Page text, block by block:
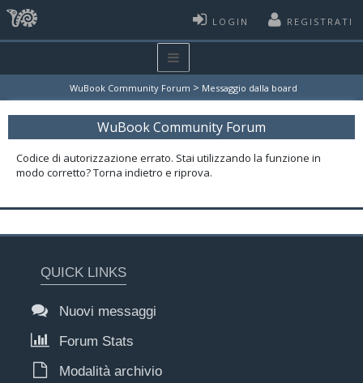
LOGIN REGISTRATI
WuBook Community Forum > Messaggio dalla board
WuBook Community Forum
Codice di autorizzazione errato. Stai utilizzando la funzione in
modo corretto? Torna indietro e riprova.
QUICK LINKS
Nuovi messaggi
Forum Stats
Modalità archivio